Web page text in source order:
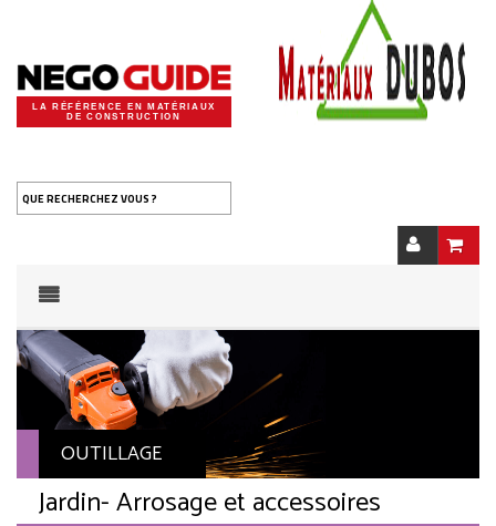
LA RÉFÉRENCE EN MATÉRIAUX
DE CONSTRUCTION
QUE RECHERCHEZ VOUS ?
OUTILLAGE
Jardin- Arrosage et accessoires